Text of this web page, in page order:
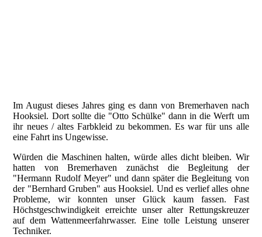
Im August dieses Jahres ging es dann von Bremerhaven nach
Hooksiel. Dort sollte die "Otto Schülke" dann in die Werft um
ihr neues / altes Farbkleid zu bekommen. Es war für uns alle
eine Fahrt ins Ungewisse.
Würden die Maschinen halten, würde alles dicht bleiben. Wir
hatten von Bremerhaven zunächst die Begleitung der
"Hermann Rudolf Meyer" und dann später die Begleitung von
der "Bernhard Gruben" aus Hooksiel. Und es verlief alles ohne
Probleme, wir konnten unser Glück kaum fassen. Fast
Höchstgeschwindigkeit erreichte unser alter Rettungskreuzer
auf dem Wattenmeerfahrwasser. Eine tolle Leistung unserer
Techniker.